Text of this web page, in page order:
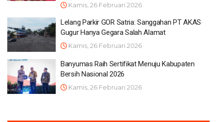
Kamis, 26 Februari 2026
Lelang Parkir GOR Satria: Sanggahan PT AKAS
Gugur Hanya Gegara Salah Alamat
Kamis, 26 Februari 2026
Banyumas Raih Sertifikat Menuju Kabupaten
Bersih Nasional 2026
Kamis, 26 Februari 2026